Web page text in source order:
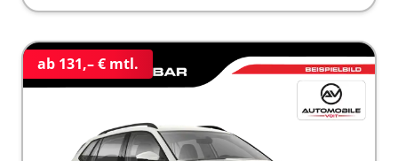
ab 131,– € mtl.